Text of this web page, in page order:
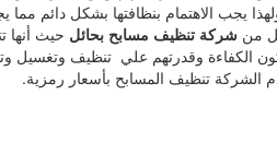
يجب الاهتمام بنظافتها بشكل دائم مما
من شركة تنظيف مسابح بحائل حيث أنها
الكفاءة وقدرتهم علي تنظيف وتغسيل
الشركة تنظيف المسابح بأسعار رمزية.